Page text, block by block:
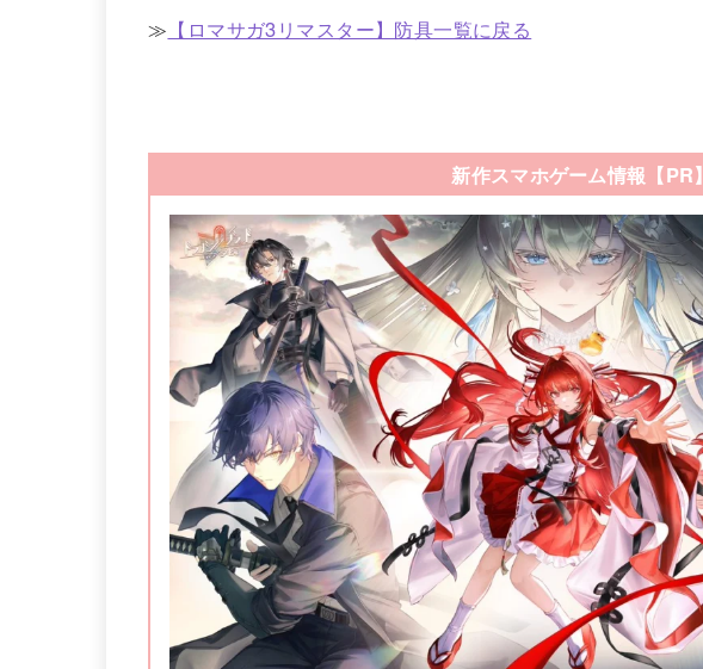
≫ 【ロマサガ3リマスター】防具一覧に戻る
新作スマホゲーム情報【PR】